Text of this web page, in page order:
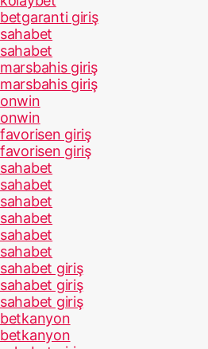
betgaranti giriş
sahabet
sahabet
marsbahis giriş
marsbahis giriş
onwin
onwin
favorisen giriş
favorisen giriş
sahabet
sahabet
sahabet
sahabet
sahabet
sahabet
sahabet giriş
sahabet giriş
sahabet giriş
betkanyon
betkanyon